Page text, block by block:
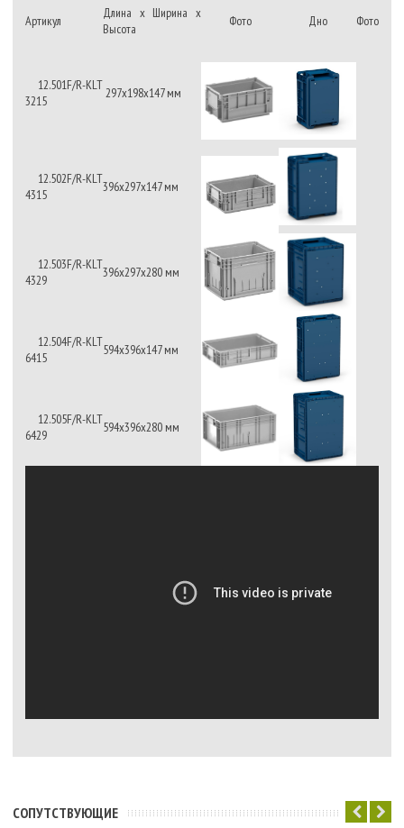
Артикул
Длина х Ширина х
Высота
Фото Дно Фото
12.501F/R-KLT
3215
297х198х147 мм
12.502F/R-KLT
4315
396х297х147 мм
12.503F/R-KLT
4329
396х297х280 мм
12.504F/R-KLT
6415
594х396х147 мм
12.505F/R-KLT
6429
594х396х280 мм
CОПУТСТВУЮЩИЕ